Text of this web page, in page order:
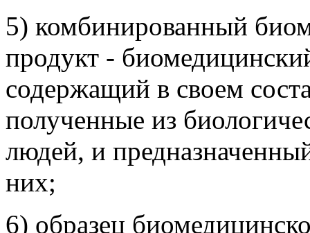
5) комбинированный
продукт -
содержащий в своем
полученные из
людей, и
них;
6) образец